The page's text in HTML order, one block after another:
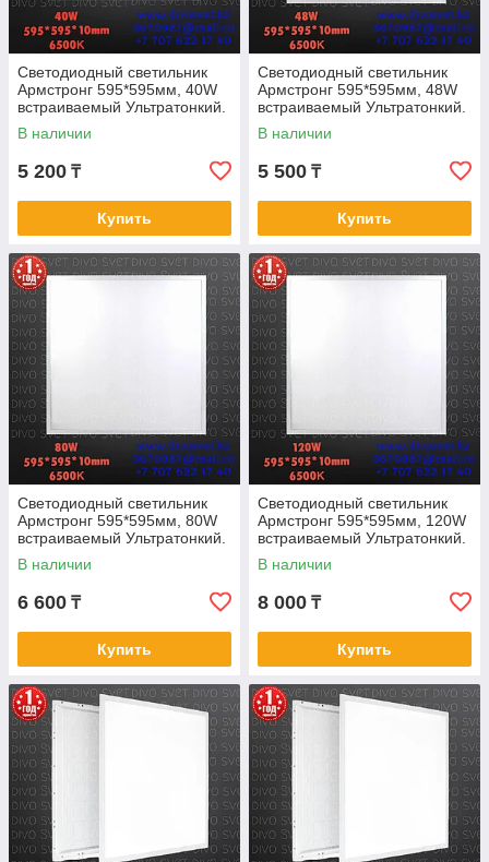
Светодиодный светильник
Армстронг 595*595мм, 40W
встраиваемый Ультратонкий.
LED панель офисная
потолочная 40Вт ОПАЛ
В наличии
5 200 ₸
Купить
Светодиодный светильник
Армстронг 595*595мм, 48W
встраиваемый Ультратонкий.
LED панель офисная
потолочная 48Вт ОПАЛ
В наличии
5 500 ₸
Купить
Светодиодный светильник
Армстронг 595*595мм, 80W
встраиваемый Ультратонкий.
LED панель офисная
потолочная 80Вт.
В наличии
6 600 ₸
Купить
Светодиодный светильник
Армстронг 595*595мм, 120W
встраиваемый Ультратонкий.
LED панель офисная
потолочная 120Вт.
В наличии
8 000 ₸
Купить